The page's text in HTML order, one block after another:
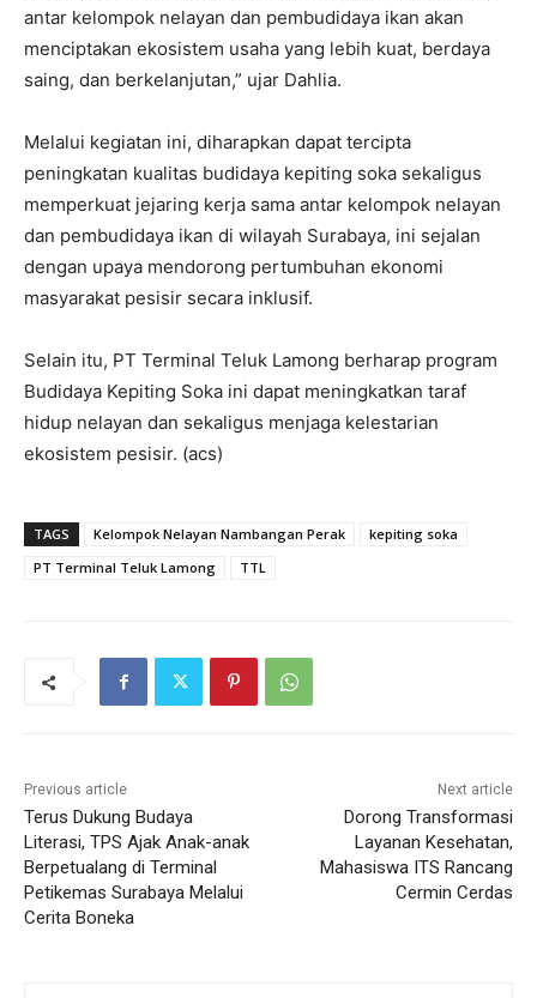
antar kelompok nelayan dan pembudidaya ikan akan
menciptakan ekosistem usaha yang lebih kuat, berdaya
saing, dan berkelanjutan,” ujar Dahlia.
Melalui kegiatan ini, diharapkan dapat tercipta
peningkatan kualitas budidaya kepiting soka sekaligus
memperkuat jejaring kerja sama antar kelompok nelayan
dan pembudidaya ikan di wilayah Surabaya, ini sejalan
dengan upaya mendorong pertumbuhan ekonomi
masyarakat pesisir secara inklusif.
Selain itu, PT Terminal Teluk Lamong berharap program
Budidaya Kepiting Soka ini dapat meningkatkan taraf
hidup nelayan dan sekaligus menjaga kelestarian
ekosistem pesisir. (acs)
TAGS Kelompok Nelayan Nambangan Perak
kepiting soka
PT Terminal Teluk Lamong
TTL
Previous article
Terus Dukung Budaya
Literasi, TPS Ajak Anak-anak
Berpetualang di Terminal
Petikemas Surabaya Melalui
Cerita Boneka
Next article
Dorong Transformasi
Layanan Kesehatan,
Mahasiswa ITS Rancang
Cermin Cerdas